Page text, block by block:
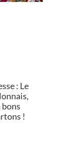
: Le
bons
!